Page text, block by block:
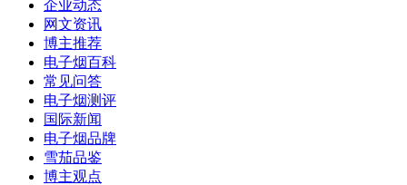
企业动态
网文资讯
博主推荐
电子烟百科
常见问答
电子烟测评
国际新闻
电子烟品牌
雪茄品鉴
博主观点